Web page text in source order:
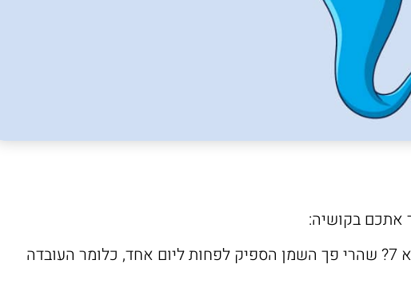
אתכם בקושיה:
מדוע מדליקים בחנוכה נרות במשך 8 ימים ולא 7? שהרי פך השמן הספיק לפחות ליום אחד, כלומר העובדה